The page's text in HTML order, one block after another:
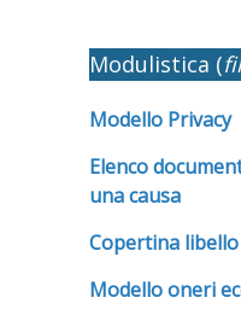
Modulistica (
Modello Privacy
Elenco
una causa
Copertina
Modello oneri